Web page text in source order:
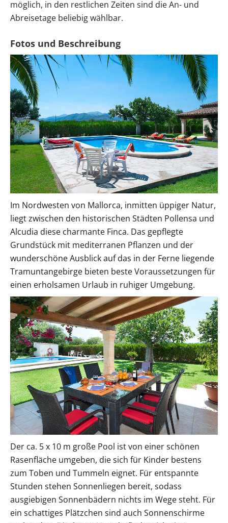
möglich, in den restlichen Zeiten sind die An- und
Abreisetage beliebig wählbar.
Im Nordwesten von Mallorca, inmitten üppiger Natur,
liegt zwischen den historischen Städten Pollensa und
Alcudia diese charmante Finca. Das gepflegte
Grundstück mit mediterranen Pflanzen und der
wunderschöne Ausblick auf das in der Ferne liegende
Tramuntangebirge bieten beste Voraussetzungen für
einen erholsamen Urlaub in ruhiger Umgebung.
Der ca. 5 x 10 m große Pool ist von einer schönen
Rasenfläche umgeben, die sich für Kinder bestens
zum Toben und Tummeln eignet. Für entspannte
Stunden stehen Sonnenliegen bereit, sodass
ausgiebigen Sonnenbädern nichts im Wege steht. Für
ein schattiges Plätzchen sind auch Sonnenschirme